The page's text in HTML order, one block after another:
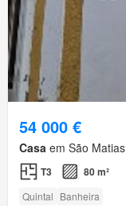
54 000 €
Casa em São
T3 80 m²
Quintal Banheira